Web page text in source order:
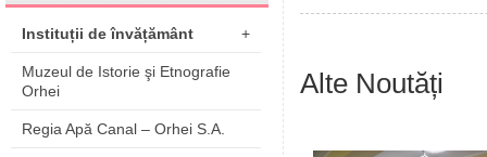
Instituții de învățământ +
Muzeul de Istorie şi Etnografie
Orhei
Regia Apă Canal – Orhei S.A.
Alte Noutăți